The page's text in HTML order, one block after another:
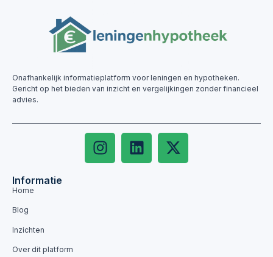
Onafhankelijk informatieplatform voor leningen en hypotheken.
Gericht op het bieden van inzicht en vergelijkingen zonder financieel
advies.
Informatie
Home
Blog
Inzichten
Over dit platform